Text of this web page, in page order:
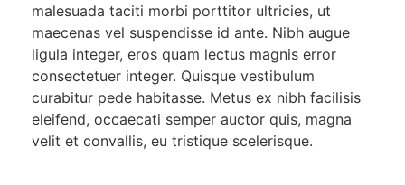
malesuada taciti morbi porttitor ultricies, ut
maecenas vel suspendisse id ante. Nibh augue
ligula integer, eros quam lectus magnis error
consectetuer integer. Quisque vestibulum
curabitur pede habitasse. Metus ex nibh facilisis
eleifend, occaecati semper auctor quis, magna
velit et convallis, eu tristique scelerisque.